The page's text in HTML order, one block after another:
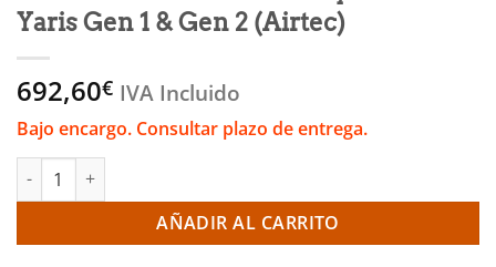
Yaris Gen 1 & Gen 2 (Airtec)
692,60€ IVA Incluido
Bajo encargo. Consultar plazo de entrega.
Cubrecárter reforzado – Toyota GR Yaris Gen 1 & Gen 2
AÑADIR AL CARRITO